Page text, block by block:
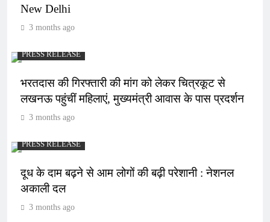
New Delhi
3 months ago
PRESS RELEASE
भरतदास की गिरफ्तारी की मांग को लेकर चित्रकूट से
लखनऊ पहुंचीं महिलाएं, मुख्यमंत्री आवास के पास प्रदर्शन
3 months ago
PRESS RELEASE
दूध के दाम बढ़ने से आम लोगों की बढ़ी परेशानी : नेशनल
अकाली दल
3 months ago